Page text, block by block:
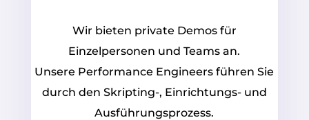
Wir bieten private Demos für
Einzelpersonen und Teams an.
Unsere Performance Engineers führen Sie
durch den Skripting-, Einrichtungs- und
Ausführungsprozess.